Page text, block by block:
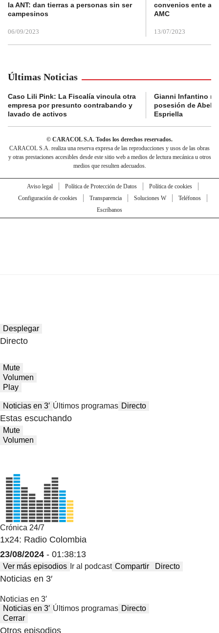
la ANT: dan tierras a personas sin ser
campesinos
06/09/2023
convenios ente
AMC
13/07/2023
Últimas Noticias
Caso Lili Pink: La Fiscalía vincula otra
empresa por presunto contrabando y
lavado de activos
Gianni Infantino
posesión de
Espriella
© CARACOL S.A. Todos los derechos reservados.
CARACOL S.A. realiza una reserva expresa de las reproducciones y usos de las obras
y otras prestaciones accesibles desde este sitio web a medios de lectura mecánica u otros
medios que resulten adecuados.
Aviso legal Política de Protección de Datos
Política de cookies
Configuración de cookies
Transparencia Soluciones W
Teléfonos
Escríbanos
Desplegar
Directo
Mute
Volumen
Play
Noticias en 3′ Últimos programas Directo
Estas escuchando
Mute
Volumen
Crónica 24/7
1x24: Radio Colombia
23/08/2024 - 01:38:13
Ver más episodios Ir al podcast Compartir Directo
Noticias en 3′
Noticias en 3′
Noticias en 3′ Últimos programas Directo
Cerrar
Otros episodios